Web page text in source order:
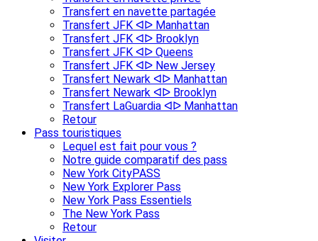
Transfert en navette partagée
Transfert JFK ᐊᐅ Manhattan
Transfert JFK ᐊᐅ Brooklyn
Transfert JFK ᐊᐅ Queens
Transfert JFK ᐊᐅ New Jersey
Transfert Newark ᐊᐅ Manhattan
Transfert Newark ᐊᐅ Brooklyn
Transfert LaGuardia ᐊᐅ Manhattan
Retour
Pass touristiques
Lequel est fait pour vous ?
Notre guide comparatif des pass
New York CityPASS
New York Explorer Pass
New York Pass Essentiels
The New York Pass
Retour